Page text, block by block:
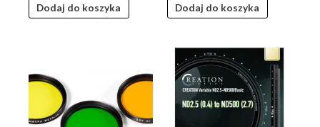
Dodaj do koszyka Dodaj do koszyka